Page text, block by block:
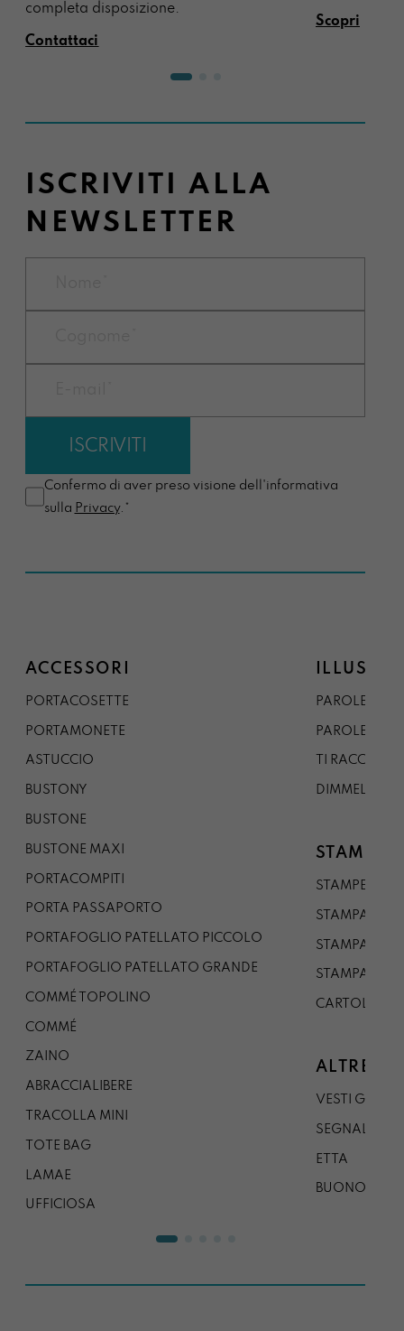
completa disposizione.
Contattaci
Scopri
ISCRIVITI ALLA
NEWSLETTER
Confermo di aver preso visione dell'informativa
sulla Privacy.*
ACCESSORI
PORTACOSETTE
PORTAMONETE
ASTUCCIO
BUSTONY
BUSTONE
BUSTONE MAXI
PORTACOMPITI
PORTA PASSAPORTO
PORTAFOGLIO PATELLATO PICCOLO
PORTAFOGLIO PATELLATO GRANDE
COMMÉ TOPOLINO
COMMÉ
ZAINO
ABRACCIALIBERE
TRACOLLA MINI
TOTE BAG
LAMAE
UFFICIOSA
PAROLE DAL
PAROLE DA
TI
DIMMELO
STAMPE
STAMPE A5
STAMPA A3
STAMPA A1
STAMPA A0
CARTOLINA
ALTRE
VESTI
SEGNALIBRO
ETTA
BUONO